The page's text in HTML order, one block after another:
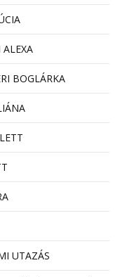
ALEXA
BOGLÁRKA
UTAZÁS